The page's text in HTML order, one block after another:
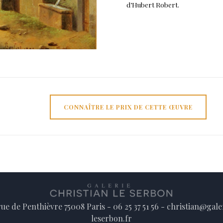
d’Hubert Robert.
CONNAÎTRE LE PRIX DE CETTE ŒUVRE
de Penthièvre 75008 Paris - 06 25 37 51 56 -
leserbon.fr